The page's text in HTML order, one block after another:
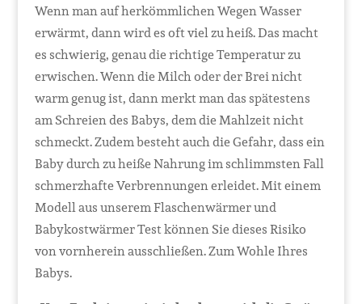
Wenn man auf herkömmlichen Wegen Wasser
erwärmt, dann wird es oft viel zu heiß. Das macht
es schwierig, genau die richtige Temperatur zu
erwischen. Wenn die Milch oder der Brei nicht
warm genug ist, dann merkt man das spätestens
am Schreien des Babys, dem die Mahlzeit nicht
schmeckt. Zudem besteht auch die Gefahr, dass ein
Baby durch zu heiße Nahrung im schlimmsten Fall
schmerzhafte Verbrennungen erleidet. Mit einem
Modell aus unserem Flaschenwärmer und
Babykostwärmer Test können Sie dieses Risiko
von vornherein ausschließen. Zum Wohle Ihres
Babys.